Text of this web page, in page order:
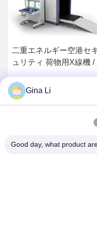
二重エネルギー空港セ
ュリティ 荷物用X線機 /
Gina Li
Good day, what product